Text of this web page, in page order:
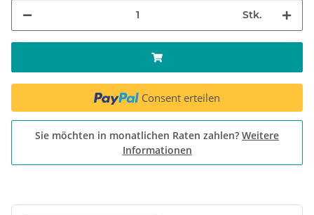
Stk.
Consent erteilen
Sie möchten in monatlichen Raten zahlen? Weitere
Informationen